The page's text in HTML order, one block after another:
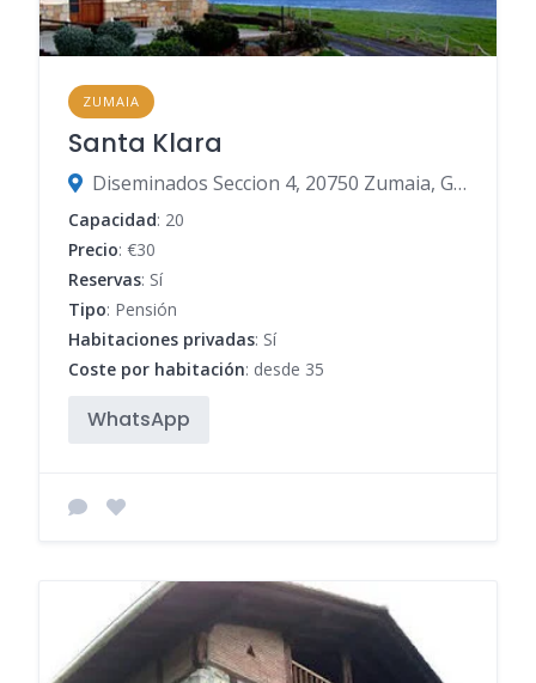
ZUMAIA
Santa Klara
Diseminados Seccion 4, 20750 Zumaia, Gipuzkoa, España
Capacidad: 20
Precio: €30
Reservas: Sí
Tipo: Pensión
Habitaciones privadas: Sí
Coste por habitación: desde 35
WhatsApp